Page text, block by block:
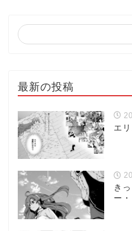
最新の投稿
エ
き
ー・